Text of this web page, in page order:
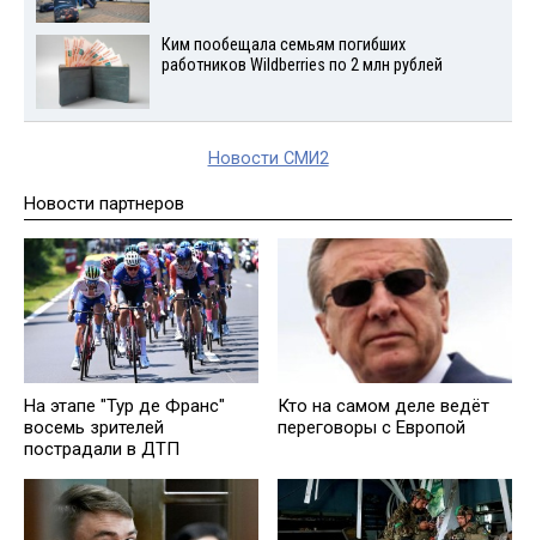
Ким пообещала семьям погибших
работников Wildberries по 2 млн рублей
Новости СМИ2
Новости партнеров
На этапе "Тур де Франс"
восемь зрителей
пострадали в ДТП
Кто на самом деле ведёт
переговоры с Европой